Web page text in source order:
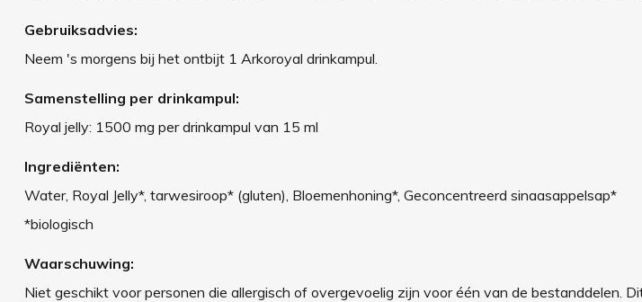
Gebruiksadvies:
Neem 's morgens bij het ontbijt 1 Arkoroyal drinkampul.
Samenstelling per drinkampul:
Royal jelly: 1500 mg per drinkampul van 15 ml
Ingrediënten:
Water, Royal Jelly*, tarwesiroop* (gluten), Bloemenhoning*, Geconcentreerd sinaasappelsap*
*biologisch
Waarschuwing:
Niet geschikt voor personen die allergisch of overgevoelig zijn voor één van de bestanddelen.